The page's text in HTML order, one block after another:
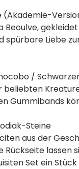
(Akademie-
Beoulve,
spürbare Liebe
/
Gummibands
Steine
aus der
Rückseite
Set ein